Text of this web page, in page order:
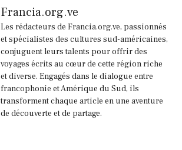
Francia.org.ve
Les rédacteurs de Francia.org.ve, passionnés
et spécialistes des cultures sud-américaines,
conjuguent leurs talents pour offrir des
voyages écrits au cœur de cette région riche
et diverse. Engagés dans le dialogue entre
francophonie et Amérique du Sud, ils
transforment chaque article en une aventure
de découverte et de partage.